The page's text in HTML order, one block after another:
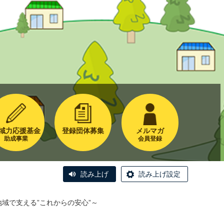
力応援基金
助成事業
登録団体募集 メルマガ
会員登録
読み上げ 読み上げ設定
で支える”これからの安心”～